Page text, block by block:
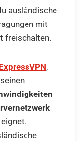
ausländische
mit
freischalten.
ExpressVPN,